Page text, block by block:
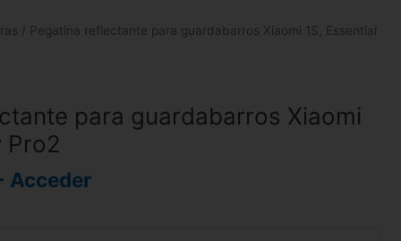
/ Pegatina reflectante para guardabarros Xiaomi 1S, Essential
para guardabarros Xiaomi
Pro2
Acceder